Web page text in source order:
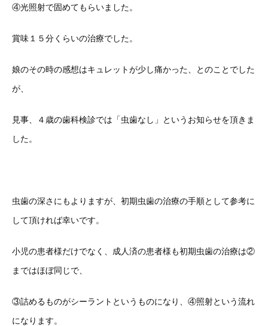
④光照射で固めてもらいました。
賞味１５分くらいの治療でした。
娘のその時の感想はキュレットが少し痛かった、とのことでした
が、
見事、４歳の歯科検診では「虫歯なし」というお知らせを頂きま
した。
虫歯の深さにもよりますが、初期虫歯の治療の手順として参考に
して頂ければ幸いです。
小児の患者様だけでなく、成人済の患者様も初期虫歯の治療は②
まではほぼ同じで、
③詰めるものがシーラントというものになり、④照射という流れ
になります。